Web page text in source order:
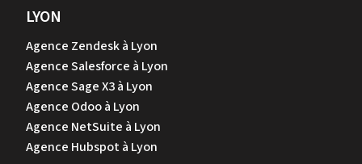
LYON
Agence Zendesk à Lyon
Agence Salesforce à Lyon
Agence Sage X3 à Lyon
Agence Odoo à Lyon
Agence NetSuite à Lyon
Agence Hubspot à Lyon